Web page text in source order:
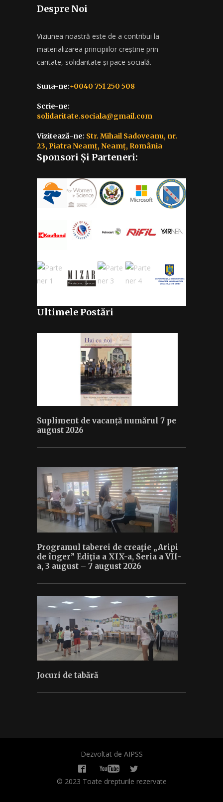
Despre Noi
Viziunea noastră este de a contribui la
materializarea principiilor creștine prin
caritate, solidaritate și pace socială.
Suna-ne:+0040 751 250 508
Scrie-ne:
solidaritate.sociala@gmail.com
Vizitează-ne: Str. Mihail Sadoveanu, nr.
23, Piatra Neamț, Neamț, România
Sponsori Și Parteneri:
Ultimele Postări
Supliment de vacanță numărul 7 pe
august 2026
Programul taberei de creaţie „Aripi
de înger” Ediţia a XIX-a, Seria a VII-
a, 3 august – 7 august 2026
Jocuri de tabără
Dezvoltat de AIPSS
© 2023 Toate drepturile rezervate